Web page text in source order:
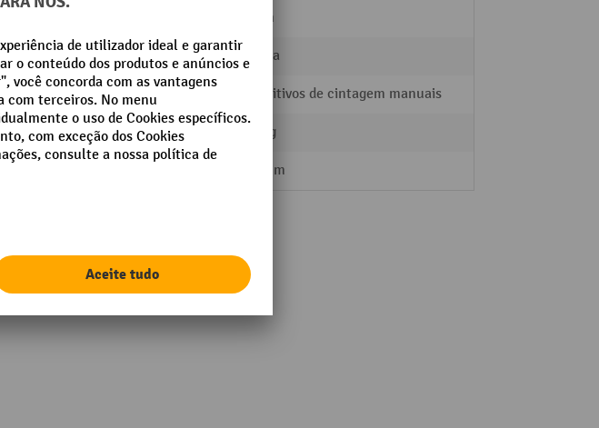
13 mm
Marca bawepa
Modelo do dispositivo de cintagem Dispositivos de cintagem manuais
Peso próprio do equipamento 33,5 kg
0,60 mm